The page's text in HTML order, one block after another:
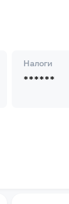
Налоги
******